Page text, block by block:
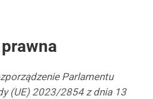
Parlamentu
(UE) 2023/2854 z dnia 13